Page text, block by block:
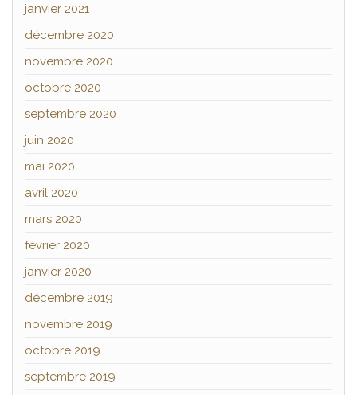
janvier 2021
décembre 2020
novembre 2020
octobre 2020
septembre 2020
juin 2020
mai 2020
avril 2020
mars 2020
février 2020
janvier 2020
décembre 2019
novembre 2019
octobre 2019
septembre 2019